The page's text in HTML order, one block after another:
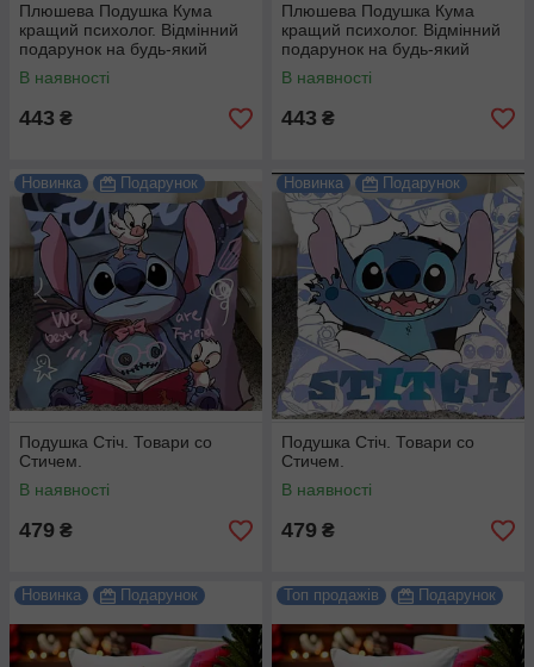
Плюшева Подушка Кума
кращий психолог. Відмінний
подарунок на будь-який
привід.
В наявності
443 ₴
Плюшева Подушка Кума
кращий психолог. Відмінний
подарунок на будь-який
привід.
В наявності
443 ₴
Новинка Подарунок
Подушка Стіч. Товари со
Стичем.
В наявності
479 ₴
Новинка Подарунок
Подушка Стіч. Товари со
Стичем.
В наявності
479 ₴
Новинка Подарунок Топ продажів Подарунок